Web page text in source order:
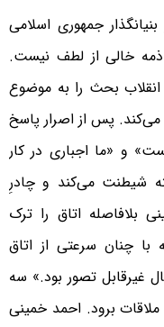
جمهوری اسلامی
خالی از لطف نیست.
انقلاب بحث را به موضوع
پس از اصرار پاسخ
و «ما اجباری در کار
شیطنت می‌کند و چادرِ
بلافاصله اتاق را ترک
با چنان سرعتی از اتاق
غیرقابل تصور بود.» سه
برود. احمد خمینی